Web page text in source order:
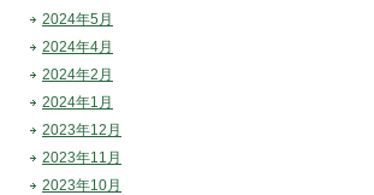
2024年5月
2024年4月
2024年2月
2024年1月
2023年12月
2023年11月
2023年10月